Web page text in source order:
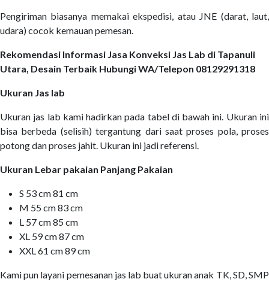
Pengiriman biasanya memakai ekspedisi, atau JNE (darat, laut,
udara) cocok kemauan pemesan.
Rekomendasi Informasi Jasa Konveksi Jas Lab di Tapanuli
Utara, Desain Terbaik Hubungi WA/Telepon 08129291318
Ukuran Jas lab
Ukuran jas lab kami hadirkan pada tabel di bawah ini. Ukuran ini
bisa berbeda (selisih) tergantung dari saat proses pola, proses
potong dan proses jahit. Ukuran ini jadi referensi.
Ukuran Lebar pakaian Panjang Pakaian
S 53 cm 81 cm
M 55 cm 83 cm
L 57 cm 85 cm
XL 59 cm 87 cm
XXL 61 cm 89 cm
Kami pun layani pemesanan jas lab buat ukuran anak TK, SD, SMP